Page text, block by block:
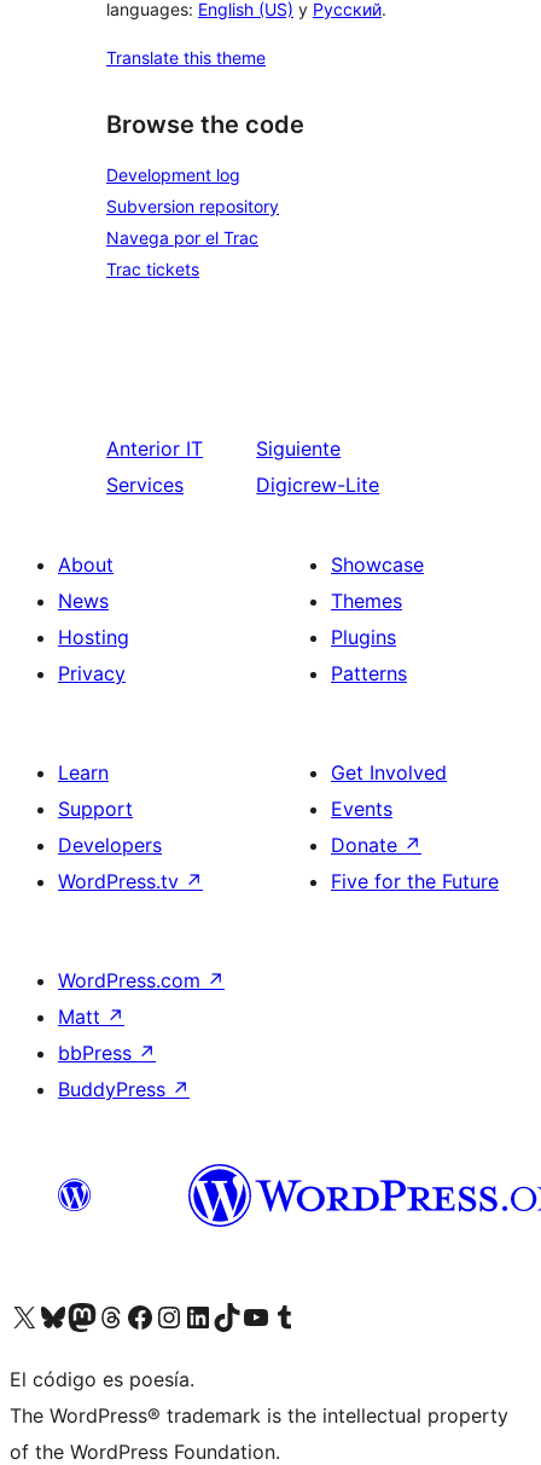
languages: English (US) y Русский.
Translate this theme
Browse the code
Development log
Subversion repository
Navega por el Trac
Trac tickets
Anterior IT
Services
Siguiente
Digicrew-Lite
About
News
Hosting
Privacy
Showcase
Themes
Plugins
Patterns
Learn
Support
Developers
WordPress.tv ↗
Get Involved
Events
Donate ↗
Five for the Future
WordPress.com ↗
Matt ↗
bbPress ↗
BuddyPress ↗
Visit our X (formerly Twitter) account
Visit our Bluesky account
Visit our Mastodon account
Visit our Threads account
Visit our Facebook page
Visit our Instagram account
Visit our LinkedIn account
Visit our TikTok account
Visit our YouTube channel
Visit our Tumblr account
El código es poesía.
The WordPress® trademark is the intellectual property
of the WordPress Foundation.